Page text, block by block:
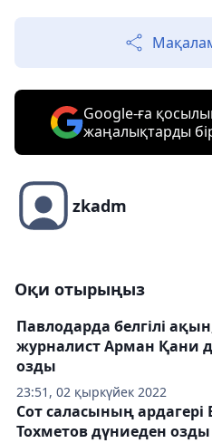
Google-ға
жаңалықтарды
zkadm
Оқи отырыңыз
23:51, 02 қыркүйек 2022
Павлодарда белгілі
журналист Арман Қани
озды
Сот саласының ардагері
Тохметов дүниеден озды